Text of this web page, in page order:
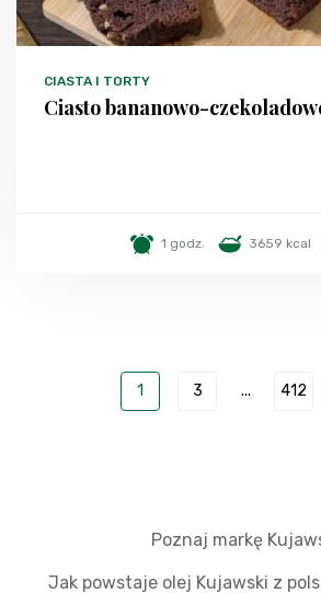
CIASTA I TORTY
Ciasto bananowo-
1 godz. 3659 kcal
1 3 ... 412
Poznaj markę
Jak powstaje olej Kujawski z